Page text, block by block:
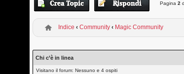
Pagina2
Indice ‹ Community ‹ Magic Community
Chi c’è in linea
Visitano il forum: Nessuno e 4 ospiti